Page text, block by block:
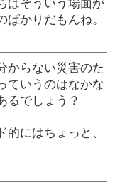
はそういう場面が
かりだもんね。
からない災害のた
いうのはなかな
るでしょう？
にはちょっと、